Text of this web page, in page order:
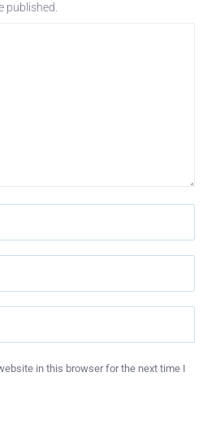
published.
in this browser for the next time I